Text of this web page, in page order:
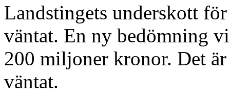
Landstingets underskott
väntat. En ny bedömning
200 miljoner kronor. Det
väntat.